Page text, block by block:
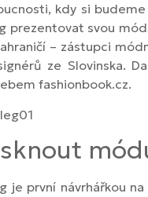
kdy si budeme
prezentovat svou
– zástupci
ze Slovinska.
fashionbook.cz.
je první návrhářkou